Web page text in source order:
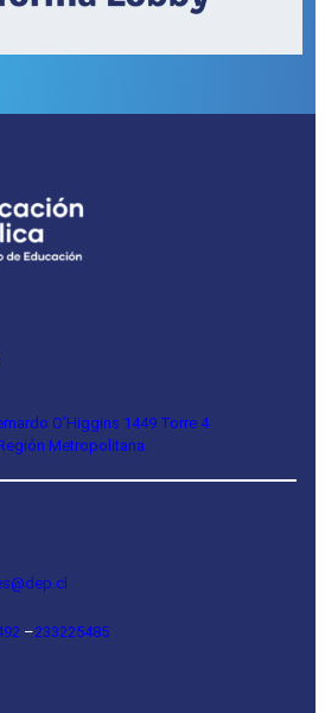
O’Higgins 1449 Torre 4
Metropolitana.
–233225485